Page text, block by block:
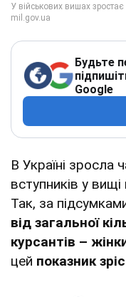
Будьте
Google
В Україні зросла
вступників у вищі
Так, за
від загальної
курсантів –
цей показник